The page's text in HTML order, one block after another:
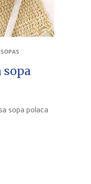
SOPAS
sopa
sopa polaca